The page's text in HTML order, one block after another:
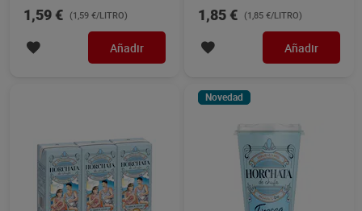
1,59 € (1,59 €/LITRO)
Añadir
1,85 € (1,85 €/LITRO)
Añadir
Novedad